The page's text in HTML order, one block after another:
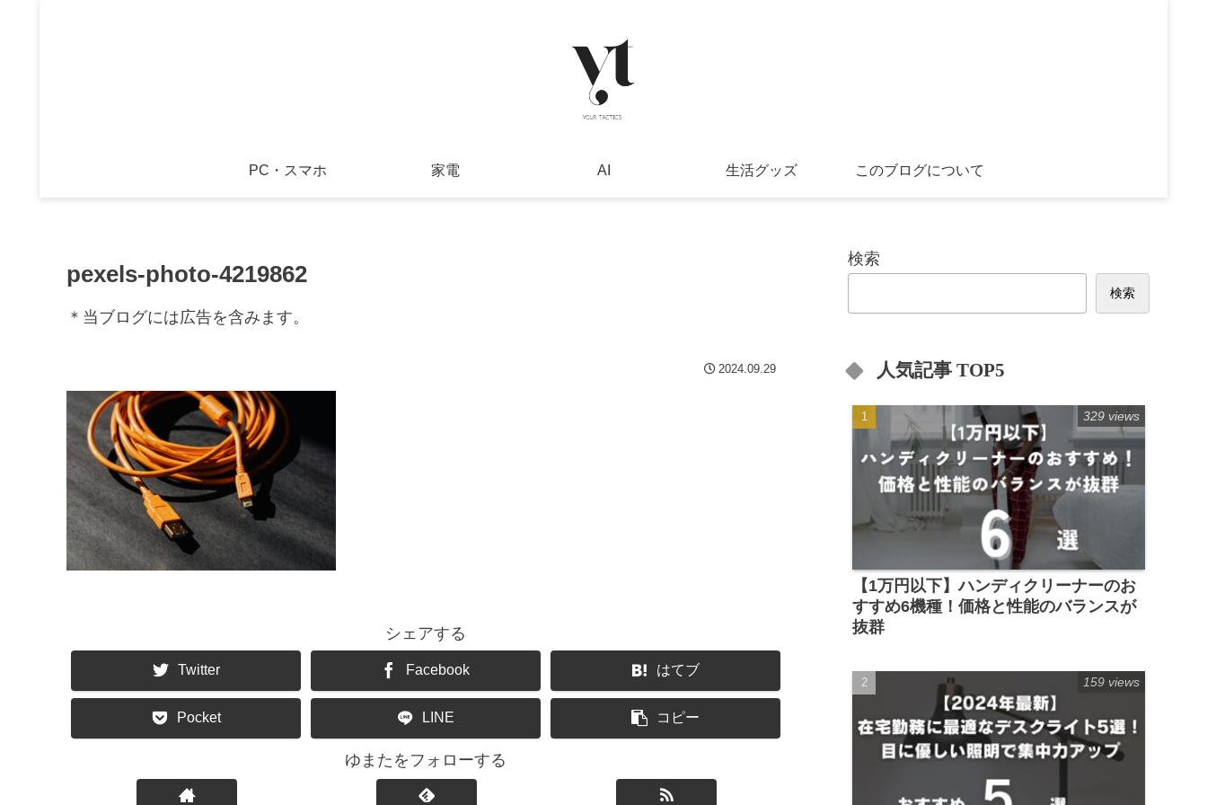
PC・スマホ 家電 AI 生活グッズ このブログについて
pexels-photo-4219862
＊当ブログには広告を含みます。
2024.09.29
シェアする
Twitter Facebook はてブ
Pocket LINE コピー
ゆまたをフォローする
検索
検索
人気記事 TOP5
【1万円以下】ハンディクリーナーのお
すすめ6機種！価格と性能のバランスが
抜群
329 views
159 views